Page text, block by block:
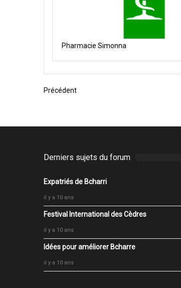
Pharmacie Simonna
Précédent
Derniers sujets du forum
Expatriés de Bcharri
il y a 10 ans
Festival International des Cèdres
il y a 10 ans
Idées pour améliorer Bcharre
il y a 10 ans